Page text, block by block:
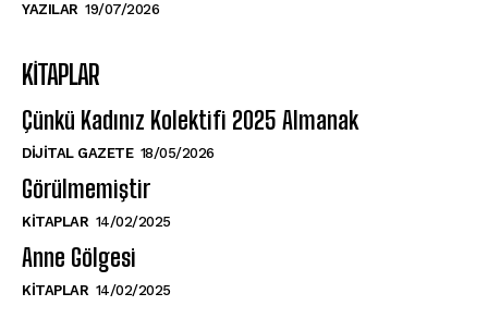
YAZILAR 19/07/2026
KITAPLAR
Çünkü Kadınız Kolektifi 2025 Almanak
DIJITAL GAZETE 18/05/2026
Görülmemiştir
KITAPLAR 14/02/2025
Anne Gölgesi
KITAPLAR 14/02/2025